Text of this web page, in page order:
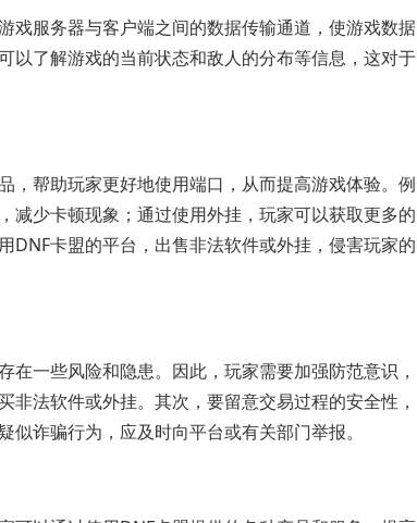
戏服务器与客户端之间的数据传输通道，使游戏数据
以了解游戏的当前状态和敌人的分布等信息，这对于
，帮助玩家更好地使用端口，从而提高游戏体验。例
减少卡顿现象；通过使用外挂，玩家可以获取更多的
DNF卡盟的平台，出售非法软件或外挂，侵害玩家的
一些风险和隐患。因此，玩家需要加强防范意识，
法软件或外挂。其次，要留意交易过程的安全性，
诈骗行为，应及时向平台或有关部门举报。